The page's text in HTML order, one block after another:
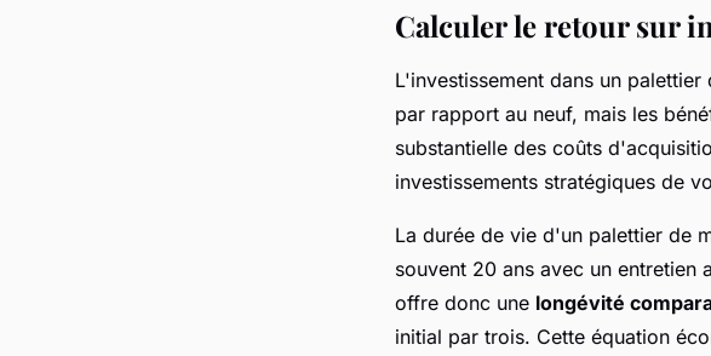
Calculer le retour sur
L'investissement dans un
par rapport au neuf, mais les
substantielle des coûts
investissements stratégiques de
La durée de vie d'un palettier de
souvent 20 ans avec un
offre donc une longévité
initial par trois. Cette équation